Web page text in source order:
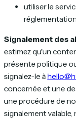
utiliser le
Signalement des
estimez qu'un
présente politique
signalez-le à
concernée et une
une procédure de
signalement